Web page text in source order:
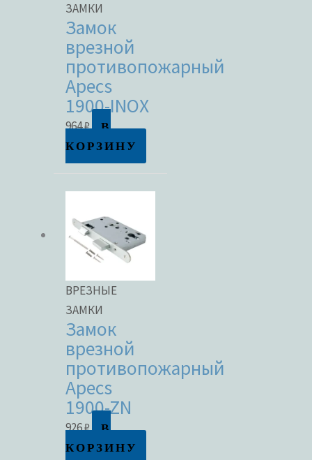
В наличии
В продаже
Метки товаров
ЗАМКИ
Замок
врезной
противопожарный
Apecs
1900-INOX
964₽
В
КОРЗИНУ
ВРЕЗНЫЕ
ЗАМКИ
Замок
врезной
противопожарный
Apecs
1900-ZN
926₽
В
КОРЗИНУ